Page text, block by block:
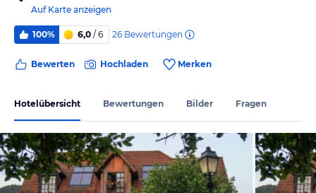
Auf Karte anzeigen
100% 6,0 / 6 26 Bewertungen
Bewerten Hochladen Merken
Hotelübersicht Bewertungen Bilder Fragen